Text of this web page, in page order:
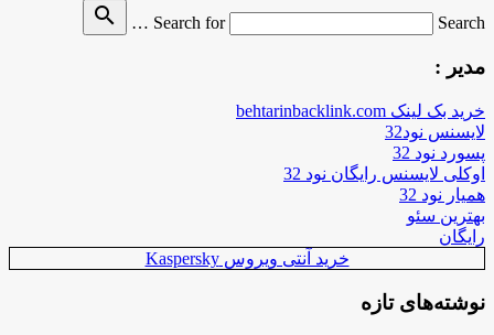
Search for
Search …
search
مدیر :
خرید بک لینک behtarinbacklink.com
لایسنس نود32
پسورد نود 32
اوکلی لایسنس رایگان نود 32
همیار نود 32
بهترین سئو
رایگان
خرید آنتی ویروس Kaspersky
نوشته‌های تازه